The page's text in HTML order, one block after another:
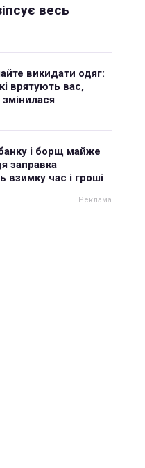
весь
викидати одяг:
врятують вас,
і борщ майже
заправка
взимку час і гроші